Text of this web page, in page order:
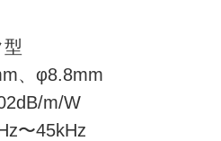
、φ8.8mm
m/W
〜45kHz